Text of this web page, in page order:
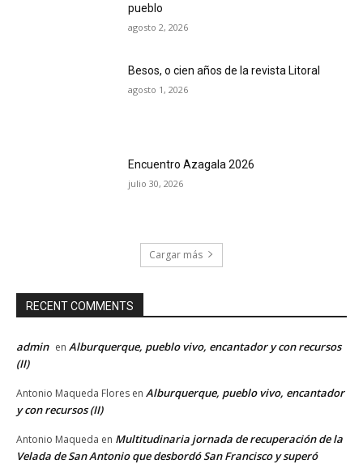
pueblo
agosto 2, 2026
Besos, o cien años de la revista Litoral
agosto 1, 2026
Encuentro Azagala 2026
julio 30, 2026
Cargar más
RECENT COMMENTS
admin en Alburquerque, pueblo vivo, encantador y con recursos
(II)
Antonio Maqueda Flores en Alburquerque, pueblo vivo, encantador
y con recursos (II)
Antonio Maqueda en Multitudinaria jornada de recuperación de la
Velada de San Antonio que desbordó San Francisco y superó